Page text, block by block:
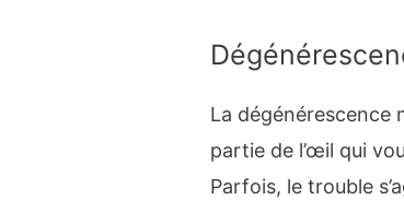
La dégénérescence
partie de l’œil qui
Parfois, le trouble